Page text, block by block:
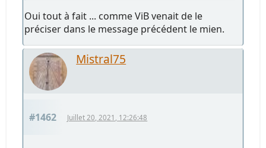
Oui tout à fait ... comme ViB venait de le
préciser dans le message précédent le mien.
Mistral75
#1462 Juillet 20, 2021, 12:26:48